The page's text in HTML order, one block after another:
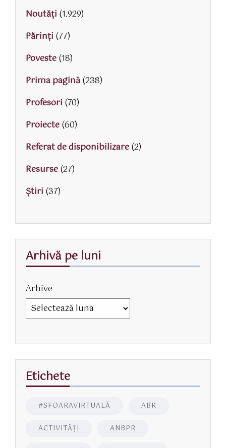
Noutăți (1.929)
Părinţi (77)
Poveste(18)
Prima pagină(238)
Profesori (70)
Proiecte(60)
Referat de disponibilizare(2)
Resurse(27)
Știri (37)
Arhivă pe luni
Arhive
Etichete
#SFOARAVIRTUALĂ ABR
ACTIVITĂŢI ANBPR